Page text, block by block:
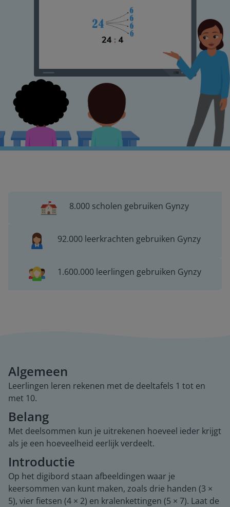
8.000 scholen gebruiken Gynzy
92.000 leerkrachten gebruiken Gynzy
1.600.000 leerlingen gebruiken Gynzy
Algemeen
Leerlingen leren rekenen met de deeltafels 1 tot en
met 10.
Belang
Met deelsommen kun je uitrekenen hoeveel ieder krijgt
als je een hoeveelheid eerlijk verdeelt.
Introductie
Op het digibord staan afbeeldingen waar je
keersommen van kunt maken, zoals drie handen (3 ×
5), vier fietsen (4 × 2) en kralenkettingen (5 × 7). Laat de